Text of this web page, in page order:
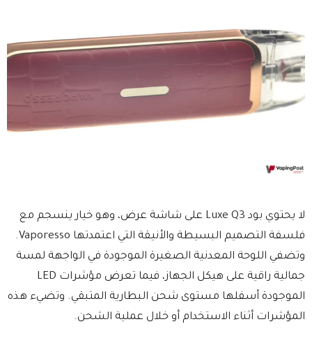
لا يحتوي بود Luxe Q3 على شاشة عرض، وهو خيار ينسجم مع
فلسفة التصميم البسيطة والأنيقة التي اعتمدتها Vaporesso.
وتضفي اللوحة المعدنية الصغيرة الموجودة في الواجهة لمسة
جمالية راقية على هيكل الجهاز، فيما تعرض مؤشرات LED
الموجودة أسفلها مستوى شحن البطارية المتبقي. وتضيء هذه
المؤشرات أثناء الاستخدام أو خلال عملية الشحن.